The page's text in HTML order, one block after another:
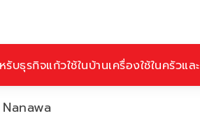
รับธุรกิจแก้วใช้ในบ้านเครื่องใช้ในครัวแ
Nanawa